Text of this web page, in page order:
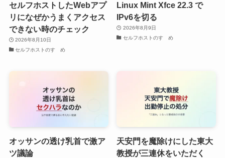
セルフホストしたWebアプ
リになぜかうまくアクセス
できない時のチェック
2026年8月10日
セルフホストのすゝめ
Linux Mint Xfce 22.3 で
IPv6を切る
2026年8月9日
セルフホストのすゝめ
オッサンの透け乳首で激ア
ツ議論
天安門を魔除けにした東大
教授が三連休をいただく